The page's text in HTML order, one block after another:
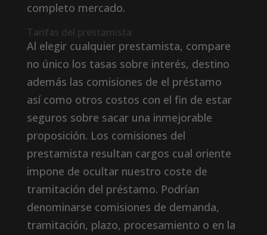
completo mercado.
Tarifas del prestamista
Al elegir cualquier prestamista, compare
no único los tasas sobre interés, destino
además las comisiones de el préstamo
así­ como otros costos con el fin de estar
seguros sobre sacar una inmejorable
proposición. Los comisiones del
prestamista resultan cargos cual oriente
impone de ocultar nuestro coste de
tramitación del préstamo. Podrían
denominarse comisiones de demanda,
tramitación, plazo, procesamiento o en la